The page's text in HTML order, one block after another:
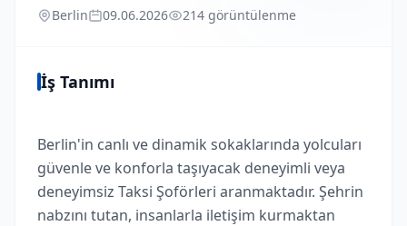
Berlin 09.06.2026 214 görüntülenme
İş Tanımı
Berlin'in canlı ve dinamik sokaklarında yolcuları
güvenle ve konforla taşıyacak deneyimli veya
deneyimsiz Taksi Şoförleri aranmaktadır. Şehrin
nabzını tutan, insanlarla iletişim kurmaktan